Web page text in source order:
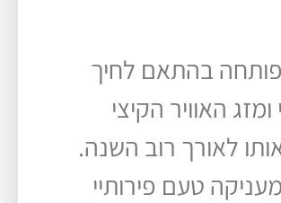
בהתאם לחיך
האוויר הקיצי
לאורך רוב השנה.
טעם פירותיי